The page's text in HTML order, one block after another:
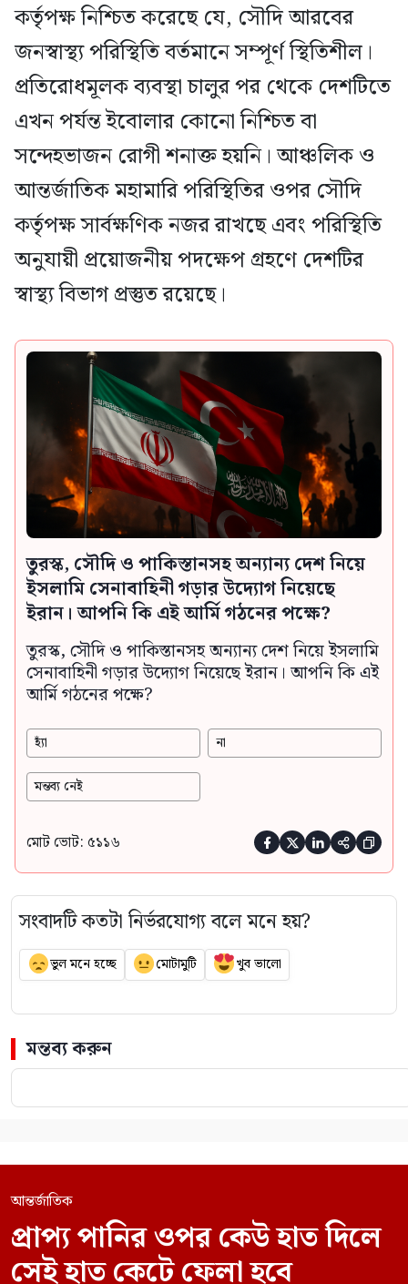
কর্তৃপক্ষ নিশ্চিত করেছে যে, সৌদি আরবের
জনস্বাস্থ্য পরিস্থিতি বর্তমানে সম্পূর্ণ স্থিতিশীল।
প্রতিরোধমূলক ব্যবস্থা চালুর পর থেকে দেশটিতে
এখন পর্যন্ত ইবোলার কোনো নিশ্চিত বা
সন্দেহভাজন রোগী শনাক্ত হয়নি। আঞ্চলিক ও
আন্তর্জাতিক মহামারি পরিস্থিতির ওপর সৌদি
কর্তৃপক্ষ সার্বক্ষণিক নজর রাখছে এবং পরিস্থিতি
অনুযায়ী প্রয়োজনীয় পদক্ষেপ গ্রহণে দেশটির
স্বাস্থ্য বিভাগ প্রস্তুত রয়েছে।
তুরস্ক, সৌদি ও পাকিস্তানসহ অন্যান্য দেশ নিয়ে
ইসলামি সেনাবাহিনী গড়ার উদ্যোগ নিয়েছে
ইরান। আপনি কি এই আর্মি গঠনের পক্ষে?
তুরস্ক, সৌদি ও পাকিস্তানসহ অন্যান্য দেশ নিয়ে ইসলামি
সেনাবাহিনী গড়ার উদ্যোগ নিয়েছে ইরান। আপনি কি এই
আর্মি গঠনের পক্ষে?
হ্যাঁ না
মন্তব্য নেই
মোট ভোট: ৫১১৬     
সংবাদটি কতটা নির্ভরযোগ্য বলে মনে হয়?
ভুল মনে হচ্ছে মোটামুটি খুব ভালো
মন্তব্য করুন
আন্তর্জাতিক
প্রাপ্য পানির ওপর কেউ হাত দিলে
সেই হাত কেটে ফেলা হবে